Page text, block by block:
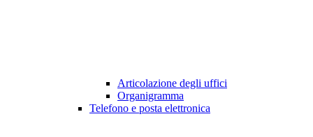
Articolazione degli uffici
Organigramma
Telefono e posta elettronica